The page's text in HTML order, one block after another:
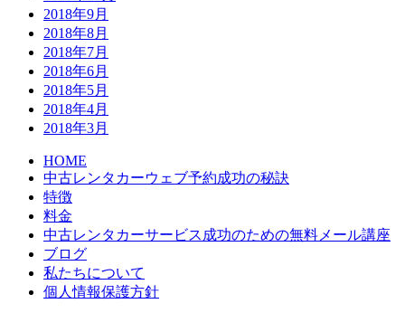
2018年9月
2018年8月
2018年7月
2018年6月
2018年5月
2018年4月
2018年3月
HOME
中古レンタカーウェブ予約成功の秘訣
特徴
料金
中古レンタカーサービス成功のための無料メール講座
ブログ
私たちについて
個人情報保護方針